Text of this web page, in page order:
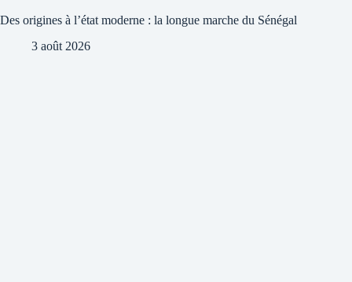
Des origines à l’état moderne : la longue marche du Sénégal
3 août 2026